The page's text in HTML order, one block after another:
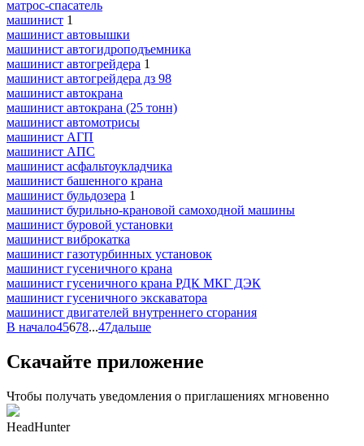
матрос-спасатель
машинист 1
машинист автовышки
машинист автогидроподъемника
машинист автогрейдера 1
машинист автогрейдера дз 98
машинист автокрана
машинист автокрана (25 тонн)
машинист автомотрисы
машинист АГП
машинист АПС
машинист асфальтоукладчика
машинист башенного крана
машинист бульдозера 1
машинист бурильно-крановой самоходной машины
машинист буровой установки
машинист виброкатка
машинист газотурбинных установок
машинист гусеничного крана
машинист гусеничного крана РДК МКГ ДЭК
машинист гусеничного экскаватора
машинист двигателей внутреннего сгорания
В начало45678...47дальше
Скачайте приложение
Чтобы получать уведомления о приглашениях мгновенно
HeadHunter